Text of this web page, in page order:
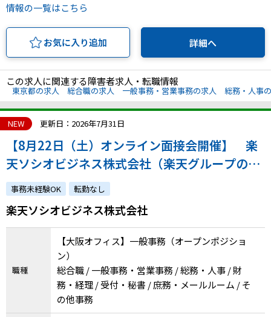
情報の一覧はこちら
お気に入り追加 詳細へ
この求人に関連する障害者求人・転職情報
東京都の求人 総合職の求人 一般事務・営業事務の求人 総務・人事
NEW 更新日：2026年7月31日
【8月22日（土）オンライン面接会開催】 楽
天ソシオビジネス株式会社（楽天グループの特
例子会社◎意欲重視！主体的ににチャレンジで
きる環境があります。）
事務未経験OK 転勤なし
楽天ソシオビジネス株式会社
職種
【大阪オフィス】一般事務（オープンポジショ
ン）
総合職 / 一般事務・営業事務 / 総務・人事 / 財
務・経理 / 受付・秘書 / 庶務・メールルーム / そ
の他事務